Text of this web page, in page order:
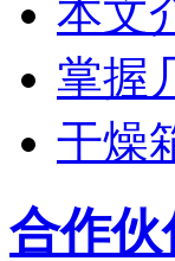
本文
掌握
干燥
合作伙